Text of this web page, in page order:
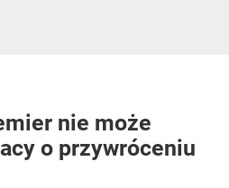
nie może
o przywróceniu